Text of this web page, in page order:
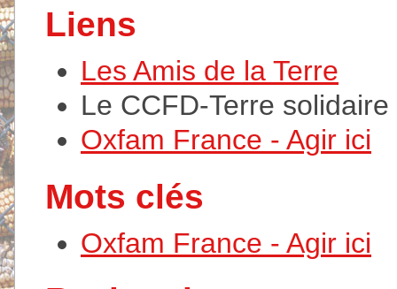
Liens
Les Amis de la Terre
Le CCFD-Terre solidaire
Oxfam France - Agir ici
Mots clés
Oxfam France - Agir ici